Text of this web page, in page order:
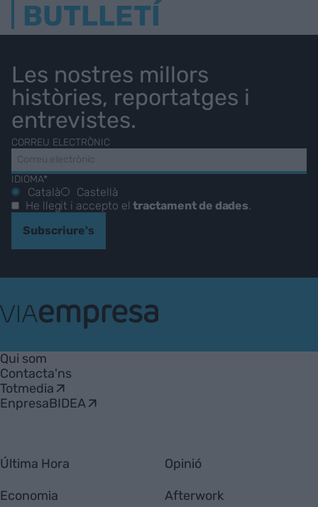
BUTLLETÍ
Les nostres millors
històries, reportatges i
entrevistes.
CORREU ELECTRÒNIC
IDIOMA*
Català
Castellà
He llegit i accepto eltractament de dades.
Subscriure's
Empresa
Qui som
Contacta'ns
Totmedia
EnpresaBIDEA
Última Hora
Economia
Opinió
Afterwork